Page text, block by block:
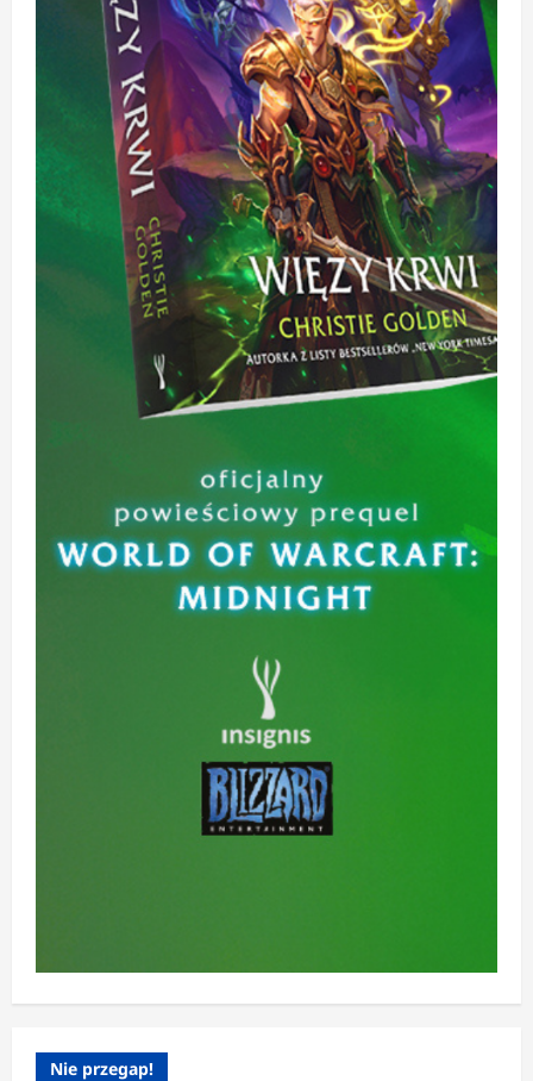
Nie przegap!